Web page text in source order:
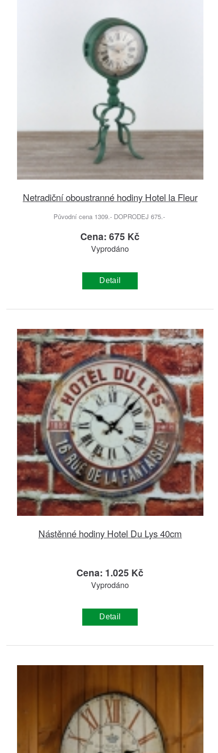
Netradiční oboustranné hodiny Hotel la Fleur
Původní cena 1309.- DOPRODEJ 675.-
Cena: 675 Kč
Vyprodáno
Detail
Nástěnné hodiny Hotel Du Lys 40cm
Cena: 1.025 Kč
Vyprodáno
Detail